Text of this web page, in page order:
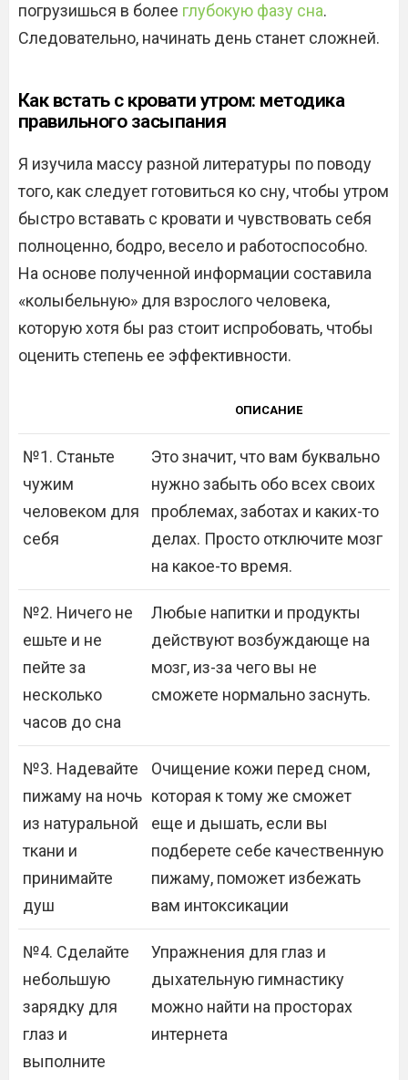
погрузишься в более глубокую фазу сна.
Следовательно, начинать день станет сложней.
Как встать с кровати утром: методика
правильного засыпания
Я изучила массу разной литературы по поводу
того, как следует готовиться ко сну, чтобы утром
быстро вставать с кровати и чувствовать себя
полноценно, бодро, весело и работоспособно.
На основе полученной информации составила
«колыбельную» для взрослого человека,
которую хотя бы раз стоит испробовать, чтобы
оценить степень ее эффективности.
ОПИСАНИЕ
№1. Станьте
чужим
человеком для
себя
Это значит, что вам буквально
нужно забыть обо всех своих
проблемах, заботах и каких-то
делах. Просто отключите мозг
на какое-то время.
№2. Ничего не
ешьте и не
пейте за
несколько
часов до сна
Любые напитки и продукты
действуют возбуждающе на
мозг, из-за чего вы не
сможете нормально заснуть.
№3. Надевайте
пижаму на ночь
из натуральной
ткани и
принимайте
душ
Очищение кожи перед сном,
которая к тому же сможет
еще и дышать, если вы
подберете себе качественную
пижаму, поможет избежать
вам интоксикации
№4. Сделайте
небольшую
зарядку для
глаз и
выполните
Упражнения для глаз и
дыхательную гимнастику
можно найти на просторах
интернета